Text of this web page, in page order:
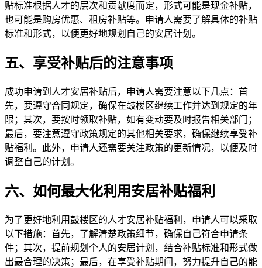
贴标准根据人才的层次和贡献度而定，形式可能是现金补贴，
也可能是购房优惠、租房补贴等。申请人需要了解具体的补贴
标准和形式，以便更好地规划自己的安居计划。
五、享受补贴后的注意事项
成功申请到人才安居补贴后，申请人需要注意以下几点：首
先，要遵守合同规定，确保在鼓楼区继续工作并达到规定的年
限；其次，要按时领取补贴，如有变动要及时报告相关部门；
最后，要注意遵守政策规定的其他相关要求，确保继续享受补
贴福利。此外，申请人还需要关注政策的更新情况，以便及时
调整自己的计划。
六、如何最大化利用安居补贴福利
为了更好地利用鼓楼区的人才安居补贴福利，申请人可以采取
以下措施：首先，了解清楚政策细节，确保自己符合申请条
件；其次，提前规划个人的安居计划，结合补贴标准和形式做
出最合理的决策；最后，在享受补贴期间，努力提升自己的能